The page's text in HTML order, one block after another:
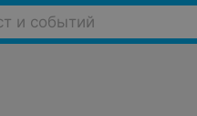
и событий